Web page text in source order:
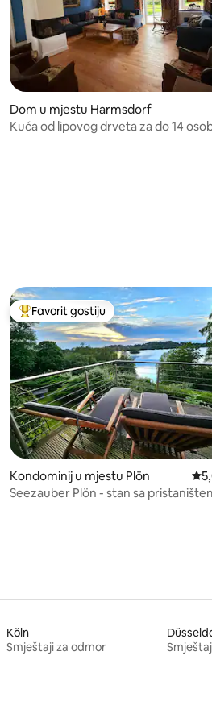
5,0 od 5, recenzija: 27
Dom u mjestu Harmsdorf
Kuća od lipovog drveta za do 14
ocjena: 5,0 od 5, recenzija: 8
Glavni favorit gostiju
Favorit gostiju
Kondominij u mjestu Plön
Seezauber Plön - stan sa
Köln
Smještaji za odmor